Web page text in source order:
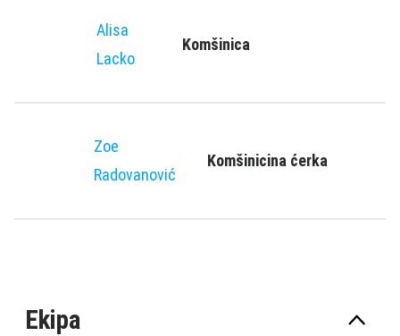
Alisa
Lacko
Komšinica
Zoe
Radovanović
Komšinicina ćerka
Ekipa